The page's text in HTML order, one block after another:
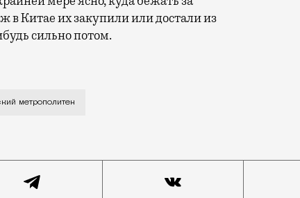
Китае их закупили или достали из
сильно потом.
товар нужен им самим. Последние два дня
метрополитен